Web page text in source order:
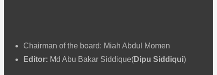
Chairman of the board: Miah Abdul Momen
Editor: Md Abu Bakar Siddique(Dipu Siddiqui)